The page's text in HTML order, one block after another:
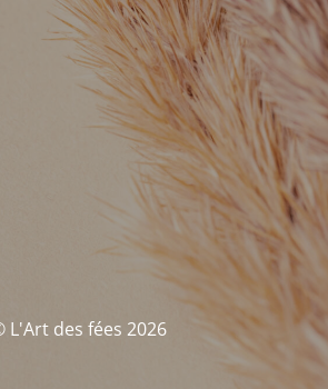
L'Art des fées 2026